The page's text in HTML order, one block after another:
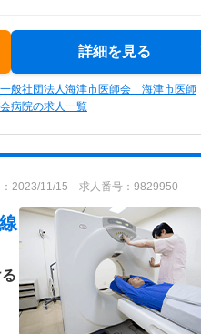
詳細を見る
一般社団法人海津市医師会 海津市医師
会病院の求人一覧
：2023/11/15 求人番号：9829950